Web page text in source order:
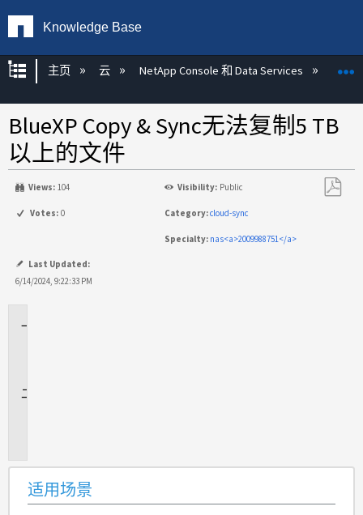
Knowledge Base
扩展/隐缩全局层次
主页 云 NetApp Console 和 Data Services
BlueXP Copy & Sync无法复制5 TB
以上的文件
Views: 104 Visibility: Public
Votes: 0 Category:cloud-sync
Specialty: nas<a>2009988751</a>
Last Updated:
6/14/2024, 9:22:33 PM
适用场景